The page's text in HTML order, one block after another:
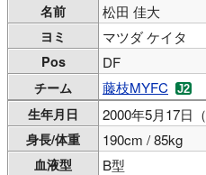
名前 松田 佳大
ヨミ マツダ ケイタ
Pos DF
チーム 藤枝MYFC
生年月日 2000年5月17日（
身長/体重 190cm / 85kg
血液型 B型